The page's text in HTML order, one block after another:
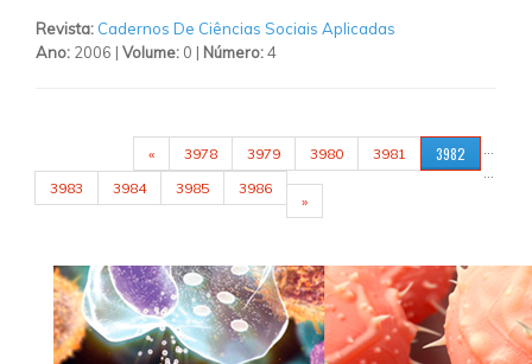
Revista: Cadernos De Ciências Sociais Aplicadas
Ano: 2006 | Volume: 0 | Número:4
« …
3978 3979 3980 3981 3982
3983 3984 3985 3986
…
»